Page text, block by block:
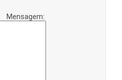
Mensagem: